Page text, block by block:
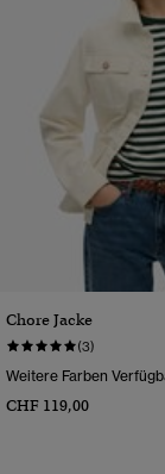
Chore Jacke
(3)
Weitere Farben
CHF 119,00